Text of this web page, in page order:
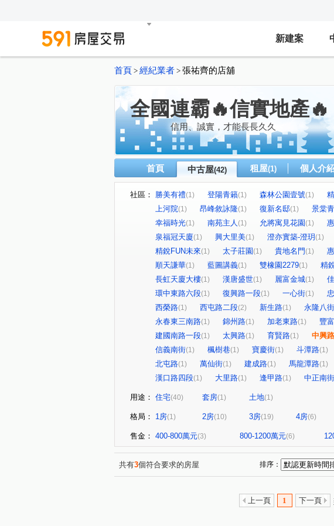
新建案
首頁 > 經紀業者 > 張祐齊的店舖
全國連霸🔥信實地產🔥
信用、誠實，才能長長久久
首頁 中古屋(42) 租屋(1) 個人介
社區： 勝美有禮(1) 登陽青籟(1) 森林公園壹號(1)
上河院(1) 昂峰敘詠隆(1) 復新名邸(1) 景棠
幸福時光(1) 南苑主人(1) 允將寓見花園(1)
泉福冠天廈(1) 興大里美(1) 澄亦實築-澄玥(1)
精銳FUN未來(1) 太子莊園 (1) 貴地名門 (1)
順天謙華(1) 藍圖講義(1) 雙橡園2279(1) 精
長虹天廈大樓(1) 漢唐盛世(1) 麗富金城(1)
環中東路六段(1) 復興路一段(1) 一心街(1)
西榮路(1) 西屯路二段(2) 新生路(1) 永隆八街
永春東三南路(1) 錦州路(1) 加老東路(1) 豐
建國南路一段(1) 太興路(1) 育賢路(1) 中興
信義南街(1) 楓樹巷(1) 寶慶街(1) 斗潭路(1)
北屯路(1) 萬仙街(1) 建成路(1) 馬龍潭路(1)
漢口路四段(1) 大里路(1) 逢甲路(1) 中正南街
用途： 住宅(40) 套房(1) 土地(1)
格局： 1房(1) 2房(10) 3房(19) 4房(6)
售金： 400-800萬元(3) 800-1200萬元(6)
共有3個符合要求的房屋 排序：
上一頁 1 下一頁